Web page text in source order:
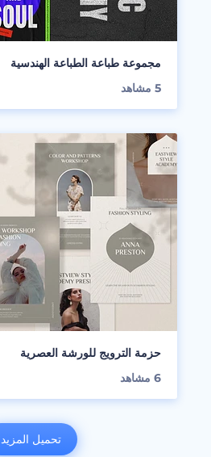
مجموعة طباعة الطباعة الهندسية
5 مشاهد
حزمة الترويج للورشة العصرية
6 مشاهد
تحميل المزيد